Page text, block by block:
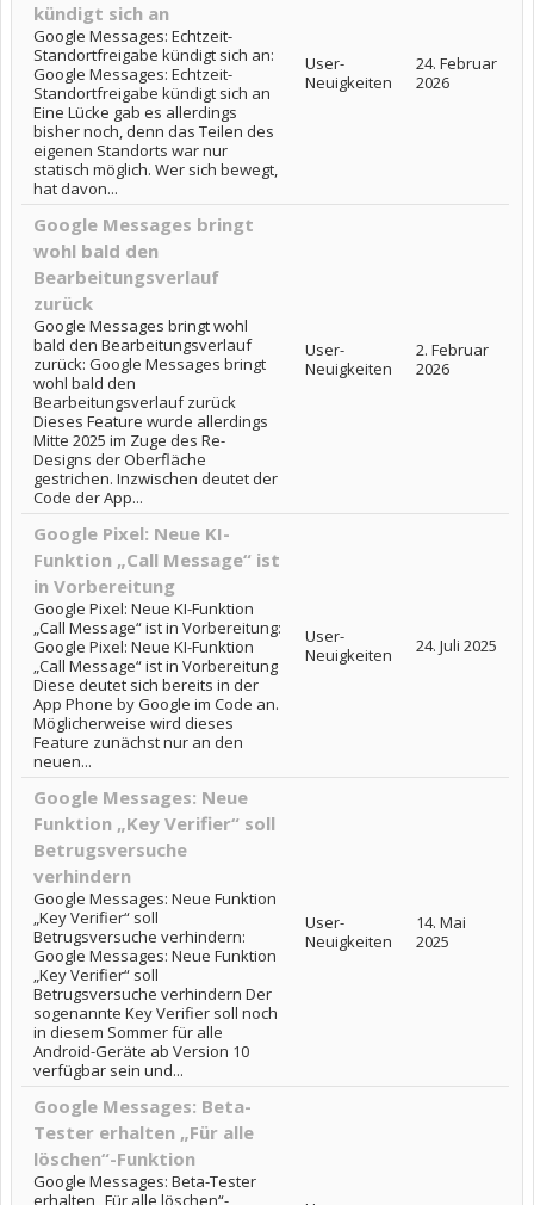
kündigt sich an
Google Messages: Echtzeit-
Standortfreigabe kündigt sich an:
Google Messages: Echtzeit-
Standortfreigabe kündigt sich an
Eine Lücke gab es allerdings
bisher noch, denn das Teilen des
eigenen Standorts war nur
statisch möglich. Wer sich bewegt,
hat davon...
User-
Neuigkeiten
24. Februar
2026
Google Messages bringt
wohl bald den
Bearbeitungsverlauf
zurück
Google Messages bringt wohl
bald den Bearbeitungsverlauf
zurück: Google Messages bringt
wohl bald den
Bearbeitungsverlauf zurück
Dieses Feature wurde allerdings
Mitte 2025 im Zuge des Re-
Designs der Oberfläche
gestrichen. Inzwischen deutet der
Code der App...
User-
Neuigkeiten
2. Februar
2026
Google Pixel: Neue KI-
Funktion „Call Message“ ist
in Vorbereitung
Google Pixel: Neue KI-Funktion
„Call Message“ ist in Vorbereitung:
Google Pixel: Neue KI-Funktion
„Call Message“ ist in Vorbereitung
Diese deutet sich bereits in der
App Phone by Google im Code an.
Möglicherweise wird dieses
Feature zunächst nur an den
neuen...
User-
Neuigkeiten
24. Juli 2025
Google Messages: Neue
Funktion „Key Verifier“ soll
Betrugsversuche
verhindern
Google Messages: Neue Funktion
„Key Verifier“ soll
Betrugsversuche verhindern:
Google Messages: Neue Funktion
„Key Verifier“ soll
Betrugsversuche verhindern Der
sogenannte Key Verifier soll noch
in diesem Sommer für alle
Android-Geräte ab Version 10
verfügbar sein und...
User-
Neuigkeiten
14. Mai
2025
Google Messages: Beta-
Tester erhalten „Für alle
löschen“-Funktion
Google Messages: Beta-Tester
erhalten „Für alle löschen“-